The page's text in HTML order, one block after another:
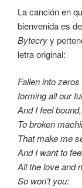
La canción en
bienvenida es
Bytecryy
letra original:
Fallen into
forming all our
And I feel bound,
To broken
That make me
And I want to
All the love and
So won’t you: